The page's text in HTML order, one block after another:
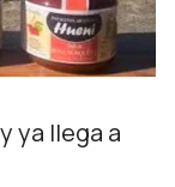
ya llega a